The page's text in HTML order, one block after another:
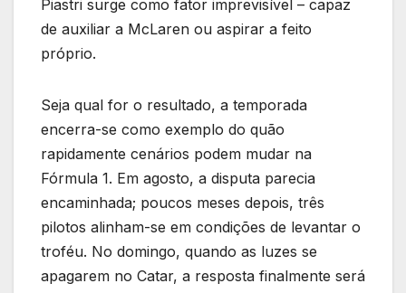
Piastri surge como fator imprevisível – capaz
de auxiliar a McLaren ou aspirar a feito
próprio.
Seja qual for o resultado, a temporada
encerra-se como exemplo do quão
rapidamente cenários podem mudar na
Fórmula 1. Em agosto, a disputa parecia
encaminhada; poucos meses depois, três
pilotos alinham-se em condições de levantar o
troféu. No domingo, quando as luzes se
apagarem no Catar, a resposta finalmente será